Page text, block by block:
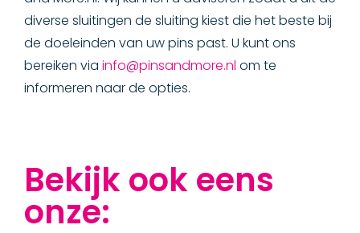
diverse sluitingen de sluiting kiest die het beste bij
de doeleinden van uw pins past. U kunt ons
bereiken via info@pinsandmore.nl om te
informeren naar de opties.
Bekijk ook eens
onze: